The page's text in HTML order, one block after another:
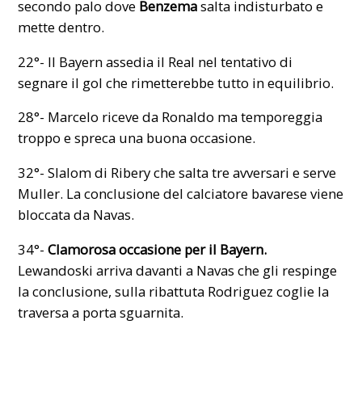
secondo palo dove Benzemasalta indisturbato e
mette dentro.
22°- Il Bayern assedia il Real nel tentativo di
segnare il gol che rimetterebbe tutto in equilibrio.
28°- Marcelo riceve da Ronaldo ma temporeggia
troppo e spreca una buona occasione.
32°- Slalom di Ribery che salta tre avversari e serve
Muller. La conclusione del calciatore bavarese viene
bloccata da Navas.
34°- Clamorosa occasione per il Bayern.
Lewandoski arriva davanti a Navas che gli respinge
la conclusione, sulla ribattuta Rodriguez coglie la
traversa a porta sguarnita.